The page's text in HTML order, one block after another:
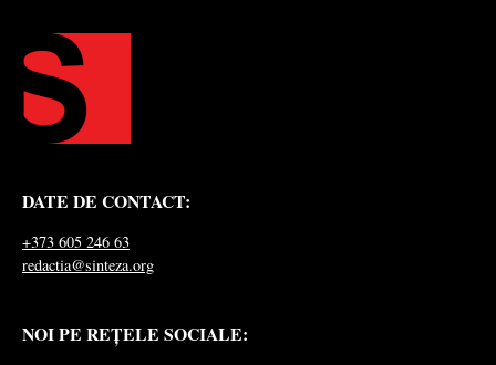
DATE DE CONTACT:
+373 605 246 63
redactia@sinteza.org
NOI PE REȚELE SOCIALE: